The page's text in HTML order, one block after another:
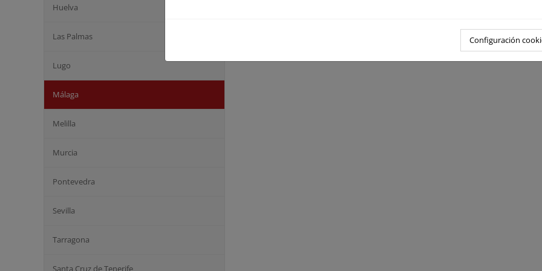
Huelva
Las Palmas
Lugo
Málaga
Melilla
Murcia
Pontevedra
Sevilla
Tarragona
Santa Cruz de Tenerife
Configuración